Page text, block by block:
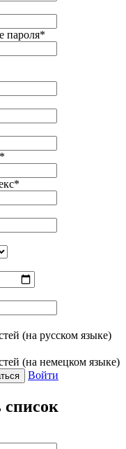
пароля*
*
*
(на русском языке)
(на немецком языке)
Войти
список